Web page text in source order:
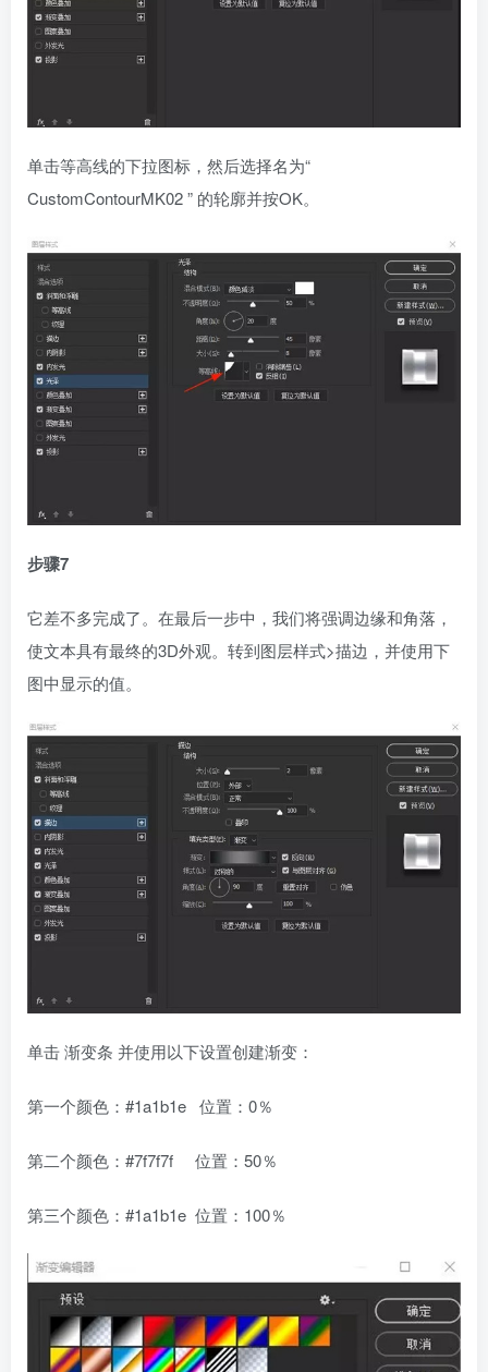
单击等高线的下拉图标，然后选择名为“
CustomContourMK02 ” 的轮廓并按OK。
步骤7
它差不多完成了。在最后一步中，我们将强调边缘和角落，
使文本具有最终的3D外观。转到图层样式>描边，并使用下
图中显示的值。
单击 渐变条 并使用以下设置创建渐变：
第一个颜色：#1a1b1e 位置：0％
第二个颜色：#7f7f7f 位置：50％
第三个颜色：#1a1b1e 位置：100％